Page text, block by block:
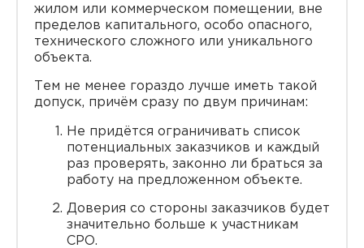
жилом или коммерческом помещении, вне
пределов капитального, особо опасного,
технического сложного или уникального
объекта.
Тем не менее гораздо лучше иметь такой
допуск, причём сразу по двум причинам:
Не придётся ограничивать список
потенциальных заказчиков и каждый
раз проверять, законно ли браться за
работу на предложенном объекте.
Доверия со стороны заказчиков будет
значительно больше к участникам
СРО.